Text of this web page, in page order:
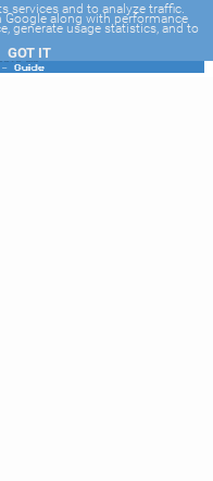
services and to analyze traffic.
Google along with performance
generate usage statistics, and to
GOT IT